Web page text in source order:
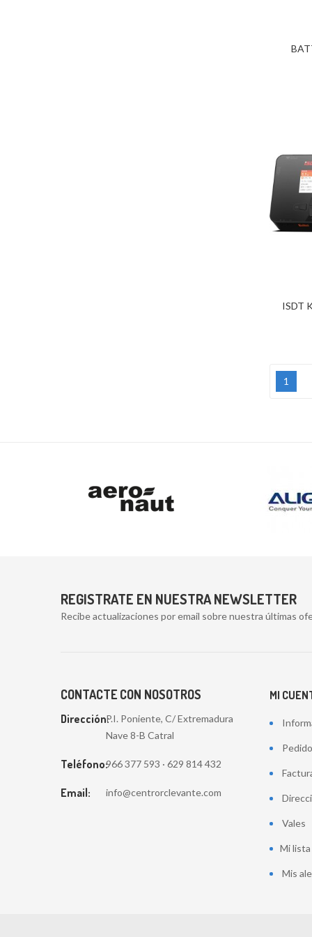
ISDT
1
REGISTRATE EN NUESTRA NEWSLETTER
Recibe actualizaciones por email sobre nuestra últimas
CONTACTE CON NOSOTROS
Dirección:P.I. Poniente, C/ Extremadura
Nave 8-B Catral
Teléfono:966 377 593 · 629 814 432
Email: info@centrorclevante.com
MI
Vales
Mi
Mis